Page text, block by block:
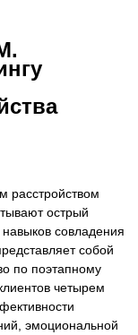
расстройством
острый
совладения
собой
по поэтапному
четырем
эмоциональной